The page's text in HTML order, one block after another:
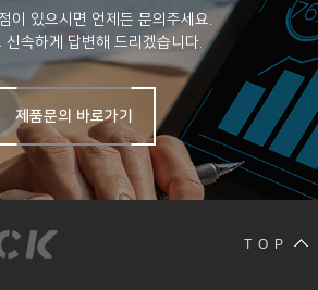
이 있으시면 언제든 문의주세요.
신속하게 답변해 드리겠습니다.
제품문의 바로가기
T O P